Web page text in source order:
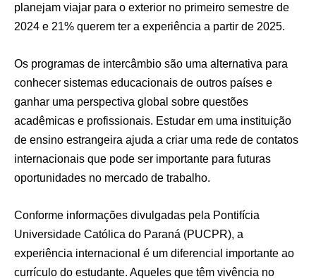
planejam viajar para o exterior no primeiro semestre de
2024 e 21% querem ter a experiência a partir de 2025.
Os programas de intercâmbio são uma alternativa para
conhecer sistemas educacionais de outros países e
ganhar uma perspectiva global sobre questões
acadêmicas e profissionais. Estudar em uma instituição
de ensino estrangeira ajuda a criar uma rede de contatos
internacionais que pode ser importante para futuras
oportunidades no mercado de trabalho.
Conforme informações divulgadas pela Pontifícia
Universidade Católica do Paraná (PUCPR), a
experiência internacional é um diferencial importante ao
currículo do estudante. Aqueles que têm vivência no